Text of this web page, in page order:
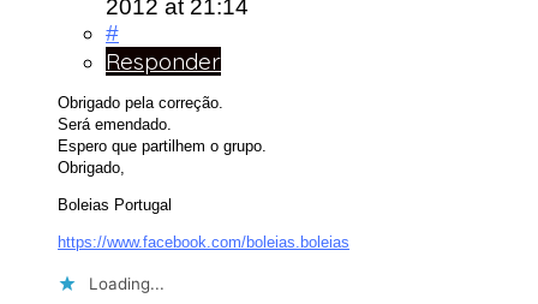
2012 at 21:14
#
Responder
Obrigado pela correção.
Será emendado.
Espero que partilhem o grupo.
Obrigado,
Boleias Portugal
https://www.facebook.com/boleias.boleias
Loading...